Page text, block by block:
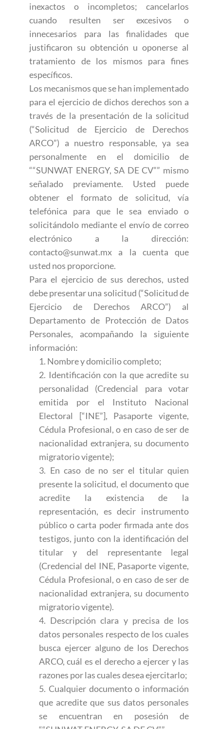
inexactos o incompletos; cancelarlos
cuando resulten ser excesivos o
innecesarios para las finalidades que
justificaron su obtención u oponerse al
tratamiento de los mismos para fines
específicos.
Los mecanismos que se han implementado
para el ejercicio de dichos derechos son a
través de la presentación de la solicitud
(“Solicitud de Ejercicio de Derechos
ARCO”) a nuestro responsable, ya sea
personalmente en el domicilio de
““SUNWAT ENERGY, SA DE CV”” mismo
señalado previamente. Usted puede
obtener el formato de solicitud, vía
telefónica para que le sea enviado o
solicitándolo mediante el envío de correo
electrónico a la dirección:
contacto@sunwat.mx a la cuenta que
usted nos proporcione.
Para el ejercicio de sus derechos, usted
debe presentar una solicitud (“Solicitud de
Ejercicio de Derechos ARCO”) al
Departamento de Protección de Datos
Personales, acompañando la siguiente
información:
1. Nombre y domicilio completo;
2. Identificación con la que acredite su
personalidad (Credencial para votar
emitida por el Instituto Nacional
Electoral [“INE”], Pasaporte vigente,
Cédula Profesional, o en caso de ser de
nacionalidad extranjera, su documento
migratorio vigente);
3. En caso de no ser el titular quien
presente la solicitud, el documento que
acredite la existencia de la
representación, es decir instrumento
público o carta poder firmada ante dos
testigos, junto con la identificación del
titular y del representante legal
(Credencial del INE, Pasaporte vigente,
Cédula Profesional, o en caso de ser de
nacionalidad extranjera, su documento
migratorio vigente).
4. Descripción clara y precisa de los
datos personales respecto de los cuales
busca ejercer alguno de los Derechos
ARCO, cuál es el derecho a ejercer y las
razones por las cuales desea ejercitarlo;
5. Cualquier documento o información
que acredite que sus datos personales
se encuentran en posesión de